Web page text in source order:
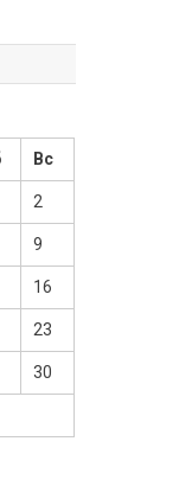
Вс
2
9
16
23
30